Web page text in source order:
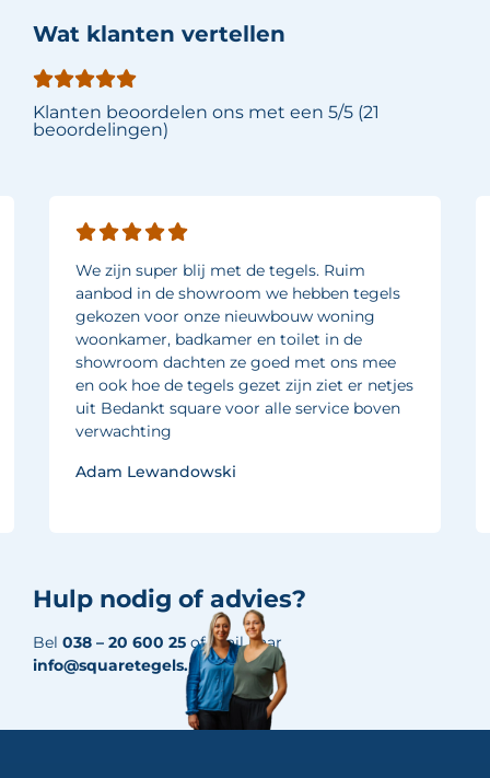
Wat klanten vertellen
Klanten beoordelen ons met een 5/5 (21
beoordelingen)
We zijn super blij met de tegels. Ruim
aanbod in de showroom we hebben tegels
gekozen voor onze nieuwbouw woning
woonkamer, badkamer en toilet in de
showroom dachten ze goed met ons mee
en ook hoe de tegels gezet zijn ziet er netjes
uit Bedankt square voor alle service boven
verwachting
Adam Lewandowski
Hulp nodig of advies?
Bel 038 – 20 600 25 of mail naar
info@squaretegels.nl